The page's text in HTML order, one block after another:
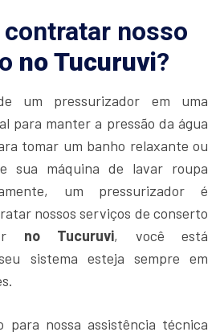
contratar nosso
no Tucuruvi?
um pressurizador em uma
para manter a pressão da água
tomar um banho relaxante ou
sua máquina de lavar roupa
um pressurizador é
nossos serviços de conserto
no Tucuruvi, você está
sistema esteja sempre em
para nossa assistência técnica